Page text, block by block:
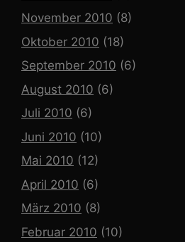
November 2010 (8)
Oktober 2010 (18)
September 2010 (6)
August 2010 (6)
Juli 2010 (6)
Juni 2010 (10)
Mai 2010 (12)
April 2010 (6)
März 2010 (8)
Februar 2010 (10)